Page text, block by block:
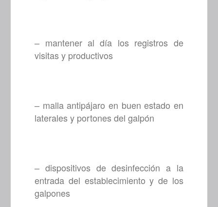
– mantener al día los registros de
visitas y productivos
– malla antipájaro en buen estado en
laterales y portones del galpón
– dispositivos de desinfección a la
entrada del establecimiento y de los
galpones